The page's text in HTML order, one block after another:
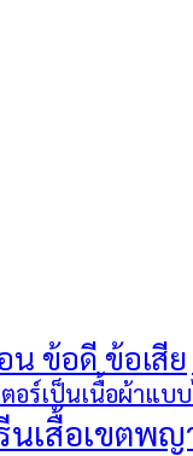
น ข้อดี ข้อเสีย
ตอร์เป็นเนื้อผ้าแบ
นเสื้อเขตพญ